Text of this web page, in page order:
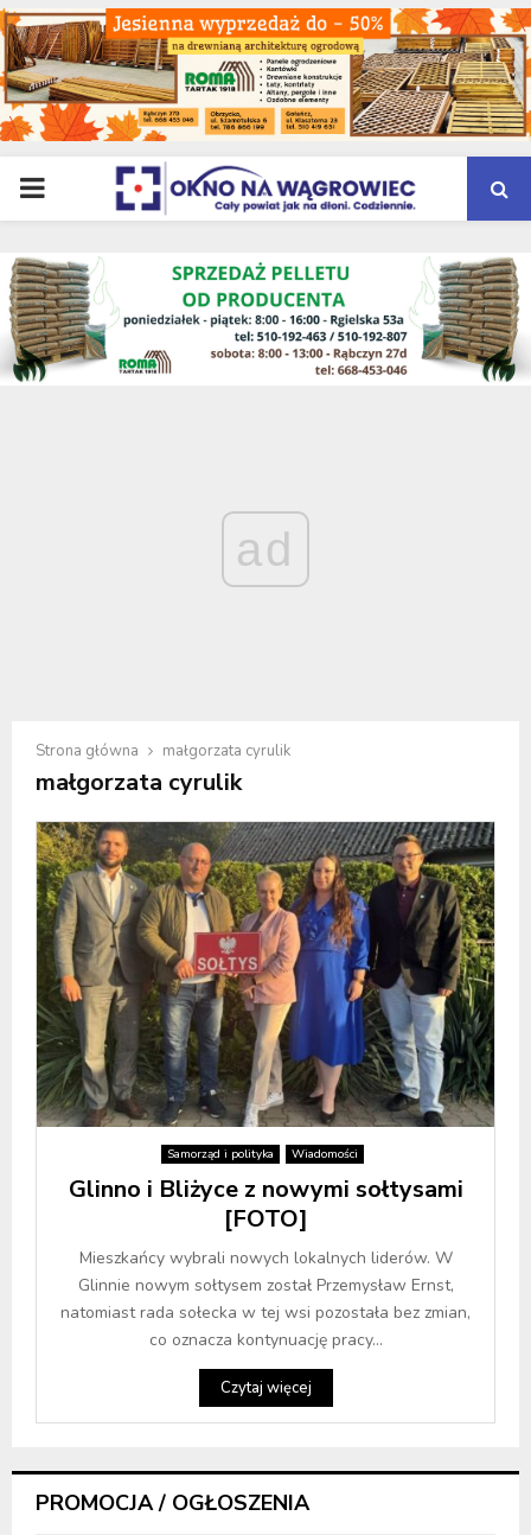
PRIMARY
MENU
ad
Strona główna małgorzata cyrulik
małgorzata cyrulik
Samorząd i polityka Wiadomości
Glinno i Bliżyce z nowymi sołtysami
[FOTO]
Mieszkańcy wybrali nowych lokalnych liderów. W
Glinnie nowym sołtysem został Przemysław Ernst,
natomiast rada sołecka w tej wsi pozostała bez zmian,
co oznacza kontynuację pracy...
Czytaj więcej
PROMOCJA / OGŁOSZENIA